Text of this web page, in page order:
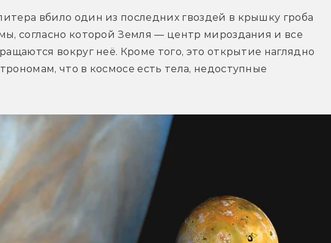
вбило один из последних гвоздей в крышку гроба
согласно которой Земля — центр мироздания и все
вокруг неё. Кроме того, это открытие наглядно
что в космосе есть тела, недоступные